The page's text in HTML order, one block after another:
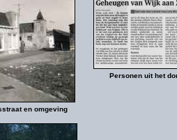
en omgeving
Personen uit het